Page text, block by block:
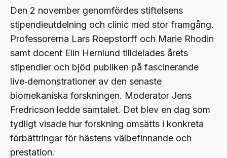
Den 2 november genomfördes stiftelsens
stipendieutdelning och clinic med stor framgång.
Professorerna Lars Roepstorff och Marie Rhodin
samt docent Elin Hernlund tilldelades årets
stipendier och bjöd publiken på fascinerande
live‑demonstrationer av den senaste
biomekaniska forskningen. Moderator Jens
Fredricson ledde samtalet. Det blev en dag som
tydligt visade hur forskning omsätts i konkreta
förbättringar för hästens välbefinnande och
prestation.